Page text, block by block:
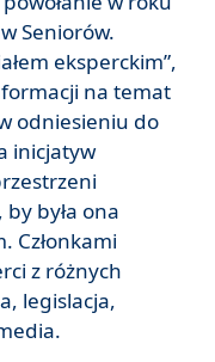
Seniorów.
eksperckim”,
na temat
odniesieniu do
inicjatyw
była ona
Członkami
z różnych
legislacja,